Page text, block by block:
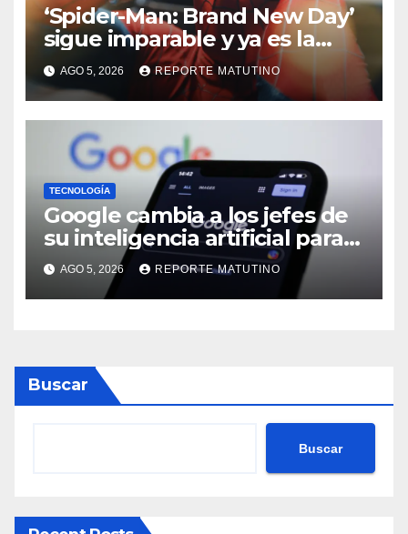
‘Spider-Man: Brand New Day’
sigue imparable y ya es la
película más taquillera de
2026
AGO 5, 2026 REPORTE MATUTINO
TECNOLOGÍA
Google cambia a los jefes de
su inteligencia artificial para
poder competir con OpenAI y
Anthropic
AGO 5, 2026 REPORTE MATUTINO
Buscar
Buscar